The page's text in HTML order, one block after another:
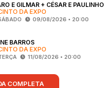
E GILMAR + CÉSAR E PAULINHO
DA EXPO
09/08/2026 • 20:00
BARROS
DA EXPO
11/08/2026 • 20:00
COMPLETA